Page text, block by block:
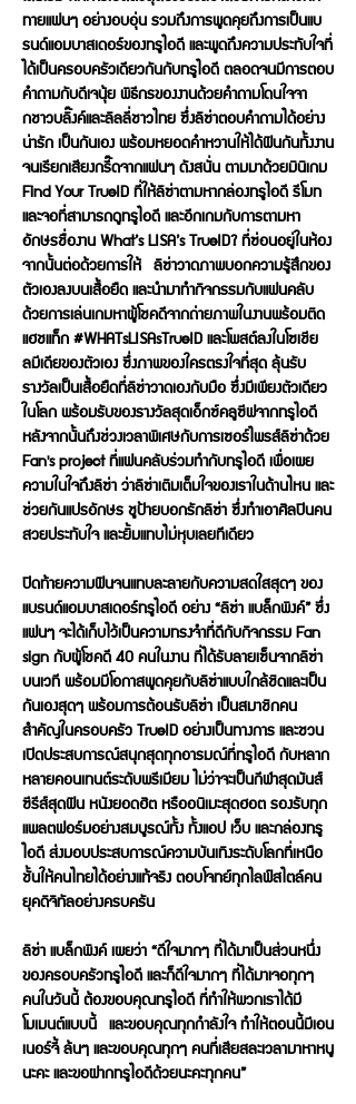
ทายแฟนๆ อย่างอบอุ่น รวมถึงการพูดคุยถึงการเป็นแบ
รนด์แอมบาสเดอร์ของทรูไอดี และพูดถึงความประทับใจที่
ได้เป็นครอบครัวเดียวกันกับทรูไอดี ตลอดจนมีการตอบ
คำถามกับดีเจนุ้ย พิธีกรของงานด้วยคำถามโดนใจจา
กชาวบลิ๊งค์และลิลลี่ชาวไทย ซึ่งลิซ่าตอบคำถามได้อย่าง
น่ารัก เป็นกันเอง พร้อมหยอดคำหวานให้ได้ฟินกันทั้งงาน
จนเรียกเสียงกรี๊ดจากแฟนๆ ดังสนั่น ตามมาด้วยมินิเกม
Find Your TrueID ที่ให้ลิซ่าตามหากล่องทรูไอดี รีโมท
และจอที่สามารถดูทรูไอดี และอีกเกมกับการตามหา
อักษรชื่องาน What’s LISA’s TrueID? ที่ซ่อนอยู่ในห้อง
จากนั้นต่อด้วยการให้ ลิซ่าวาดภาพบอกความรู้สึกของ
ตัวเองลงบนเสื้อยืด และนำมาทำกิจกรรมกับแฟนคลับ
ด้วยการเล่นเกมหาผู้โชคดีจากถ่ายภาพในงานพร้อมติด
แฮชแท็ก #WHATsLISAsTrueID และโพสต์ลงในโซเชีย
ลมีเดียของตัวเอง ซึ่งภาพของใครตรงใจที่สุด ลุ้นรับ
รางวัลเป็นเสื้อยืดที่ลิซ่าวาดเองกับมือ ซึ่งมีเพียงตัวเดียว
ในโลก พร้อมรับของรางวัลสุดเอ็กซ์คลูซีฟจากทรูไอดี
หลังจากนั้นถึงช่วงเวลาพิเศษกับการเซอร์ไพรส์ลิซ่าด้วย
Fan's project ที่แฟนคลับร่วมทำกับทรูไอดี เพื่อเผย
ความในใจถึงลิซ่า ว่าลิซ่าเติมเต็มใจของเราในด้านไหน และ
ช่วยกันแปรอักษร ชูป้ายบอกรักลิซ่า ซึ่งทำเอาศิลปินคน
สวยประทับใจ และยิ้มแทบไม่หุบเลยทีเดียว
ปิดท้ายความฟินจนแทบละลายกับความสดใสสุดๆ ของ
แบรนด์แอมบาสเดอร์ทรูไอดี อย่าง “ลิซ่า แบล็กพิงค์” ซึ่ง
แฟนๆ จะได้เก็บไว้เป็นความทรงจำที่ดีกับกิจกรรม Fan
sign กับผู้โชคดี 40 คนในงาน ที่ได้รับลายเซ็นจากลิซ่า
บนเวที พร้อมมีโอกาสพูดคุยกับลิซ่าแบบใกล้ชิดและเป็น
กันเองสุดๆ พร้อมการต้อนรับลิซ่า เป็นสมาชิกคน
สำคัญในครอบครัว TrueID อย่างเป็นทางการ และชวน
เปิดประสบการณ์สนุกสุดทุกอารมณ์ที่ทรูไอดี กับหลาก
หลายคอนเทนต์ระดับพรีเมียม ไม่ว่าจะเป็นกีฬาสุดมันส์
ซีรีส์สุดฟิน หนังยอดฮิต หรืออนิเมะสุดฮอต รองรับทุก
แพลตฟอร์มอย่างสมบูรณ์ทั้ง ทั้งแอป เว็บ และกล่องทรู
ไอดี ส่งมอบประสบการณ์ความบันเทิงระดับโลกที่เหนือ
ชั้นให้คนไทยได้อย่างแท้จริง ตอบโจทย์ทุกไลฟ์สไตล์คน
ยุคดิจิทัลอย่างครบครัน
ลิซ่า แบล็กพิงค์ เผยว่า “ดีใจมากๆ ที่ได้มาเป็นส่วนหนึ่ง
ของครอบครัวทรูไอดี และก็ดีใจมากๆ ที่ได้มาเจอทุกๆ
คนในวันนี้ ต้องขอบคุณทรูไอดี ที่ทำให้พวกเราได้มี
โมเมนต์แบบนี้ และขอบคุณทุกกำลังใจ ทำให้ตอนนี้มีเอน
เนอร์จี้ ล้นๆ และขอบคุณทุกๆ คนที่เสียสละเวลามาหาหนู
นะคะ และขอฝากทรูไอดีด้วยนะคะทุกคน”